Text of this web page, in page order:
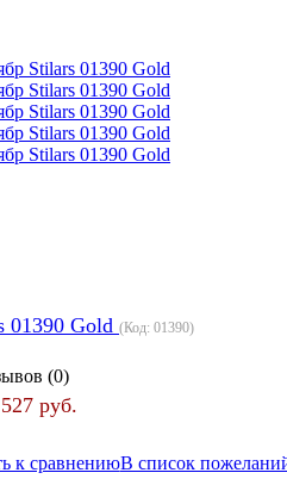
01390 Gold (Код: 01390)
(0)
руб.
к сравнениюВ список